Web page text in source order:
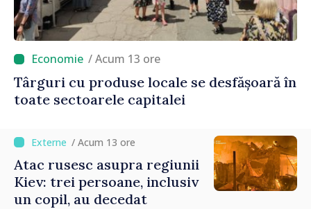
/ Acum 13 ore
Târguri cu produse locale se desfășoară în
toate sectoarele capitalei
/ Acum 13 ore
Atac rusesc asupra regiunii
Kiev: trei persoane, inclusiv
un copil, au decedat